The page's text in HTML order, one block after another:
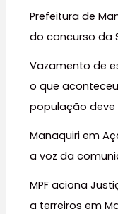
Prefeitura de
do concurso da
Vazamento de
o que
população
Manaquiri em
a voz da
MPF aciona
a terreiros em